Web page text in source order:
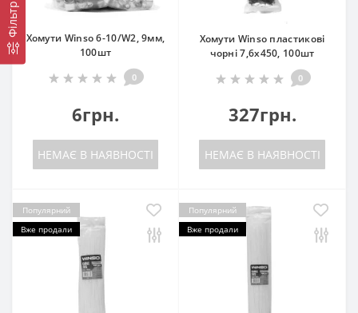
Фільтр
Хомути Winso 6-10/W2, 9мм,
100шт
0
6грн.
НЕМАЄ В НАЯВНОСТІ
Хомути Winso пластикові
чорні 7,6x450, 100шт
0
327грн.
НЕМАЄ В НАЯВНОСТІ
Популярний
Вже продали
Популярний
Вже продали